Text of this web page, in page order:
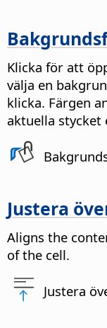
Klicka för att
välja en
klicka. Färgen
aktuella stycket
Justera
Aligns the
of the cell.
Justera